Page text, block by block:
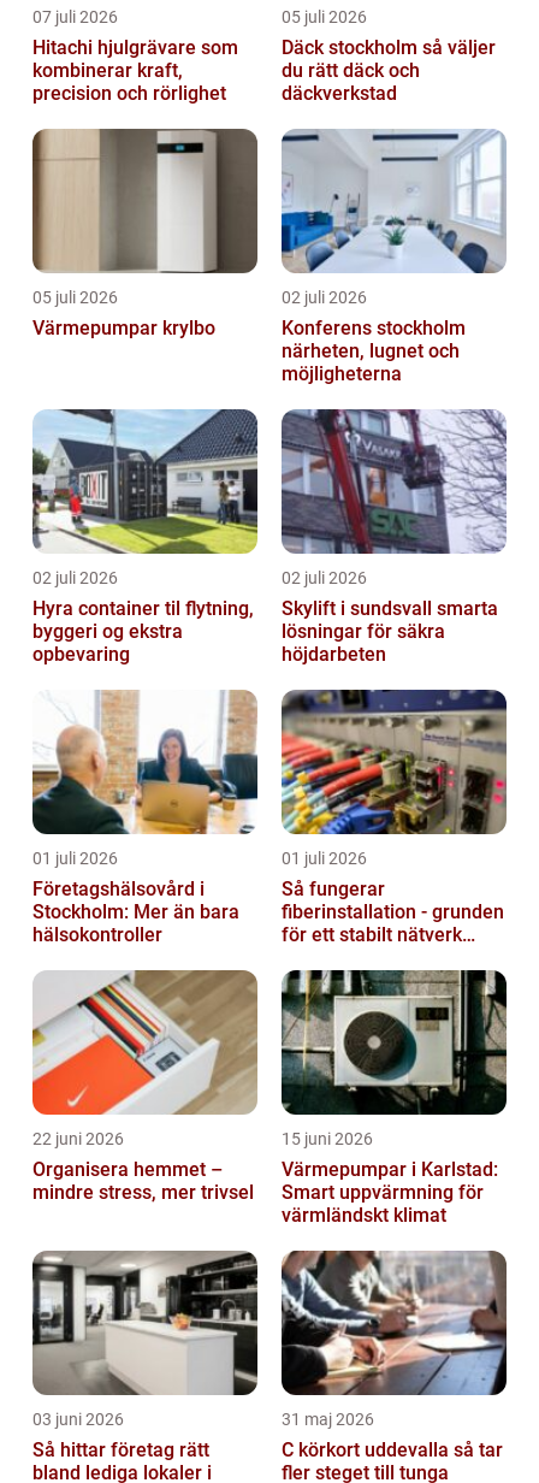
07 juli 2026
Hitachi hjulgrävare som
kombinerar kraft,
precision och rörlighet
05 juli 2026
Däck stockholm så väljer
du rätt däck och
däckverkstad
05 juli 2026
Värmepumpar krylbo
02 juli 2026
Konferens stockholm
närheten, lugnet och
möjligheterna
02 juli 2026
Hyra container til flytning,
byggeri og ekstra
opbevaring
02 juli 2026
Skylift i sundsvall smarta
lösningar för säkra
höjdarbeten
01 juli 2026
Företagshälsovård i
Stockholm: Mer än bara
hälsokontroller
01 juli 2026
Så fungerar
fiberinstallation - grunden
för ett stabilt nätverk
22 juni 2026
Organisera hemmet –
mindre stress, mer trivsel
15 juni 2026
Värmepumpar i Karlstad:
Smart uppvärmning för
värmländskt klimat
03 juni 2026
Så hittar företag rätt
bland lediga lokaler i
31 maj 2026
C körkort uddevalla så tar
fler steget till tunga